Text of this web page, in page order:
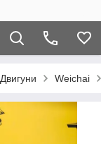
Двигуни Weichai